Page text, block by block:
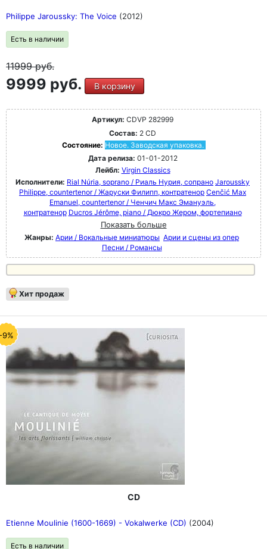
Philippe Jaroussky: The Voice (2012)
Есть в наличии
11999руб.
9999 руб. В корзину
Артикул: CDVP 282999
Состав: 2 CD
Состояние: Новое. Заводская упаковка.
Дата релиза: 01-01-2012
Лейбл: Virgin Classics
Исполнители: Rial Núria, soprano / Риаль Нурия, сопрано Jaroussky
Philippe, countertenor / Жаруски Филипп, контратенор Cenčić Max
Emanuel, countertenor / Ченчич Макс Эмануэль,
контратенор Ducros Jérôme, piano / Дюкро Жером, фортепиано
Показать больше
Жанры: Арии / Вокальные миниатюры Арии и сцены из опер
Песни / Романсы
Хит продаж
9%
CD
Etienne Moulinie (1600-1669) - Vokalwerke (CD) (2004)
Есть в наличии